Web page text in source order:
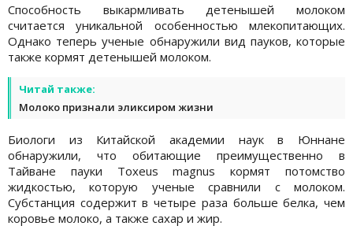
Способность выкармливать детенышей молоком
считается уникальной особенностью млекопитающих.
Однако теперь ученые обнаружили вид пауков, которые
также кормят детенышей молоком.
Читай также:
Молоко признали эликсиром жизни
Биологи из Китайской академии наук в Юннане
обнаружили, что обитающие преимущественно в
Тайване пауки Toxeus magnus кормят потомство
жидкостью, которую ученые сравнили с молоком.
Субстанция содержит в четыре раза больше белка, чем
коровье молоко, а также сахар и жир.